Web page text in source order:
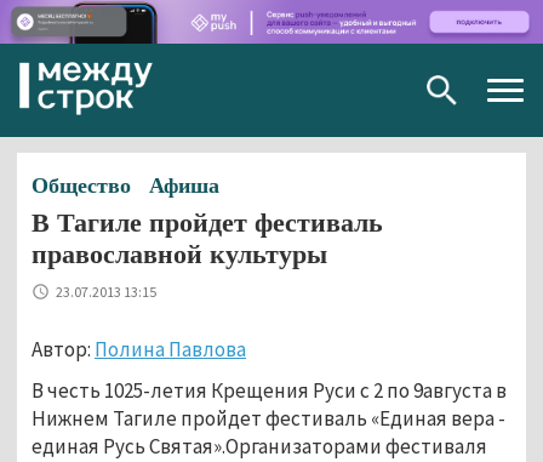
Общество Афиша
В Тагиле пройдет фестиваль
православной культуры
23.07.2013 13:15
Автор: Полина Павлова
В честь 1025-летия Крещения Руси с 2 по 9августа в
Нижнем Тагиле пройдет фестиваль «Единая вера -
единая Русь Святая».Организаторами фестиваля